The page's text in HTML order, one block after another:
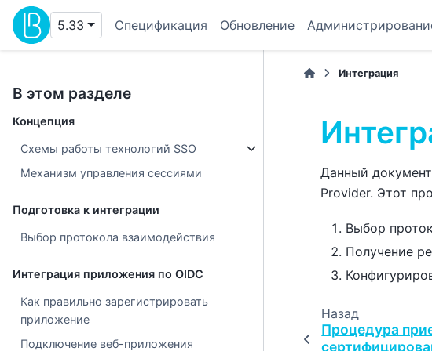
5.33 Спецификация Обновление
В этом разделе
Концепция
Схемы работы технологий SSO
Механизм управления сессиями
Подготовка к интеграции
Выбор протокола взаимодействия
Интеграция приложения по OIDC
Как правильно зарегистрировать
приложение
Подключение веб-приложения
Интеграция
Данный
Provider. Этот
Выбор
Получение
Назад
Процедура